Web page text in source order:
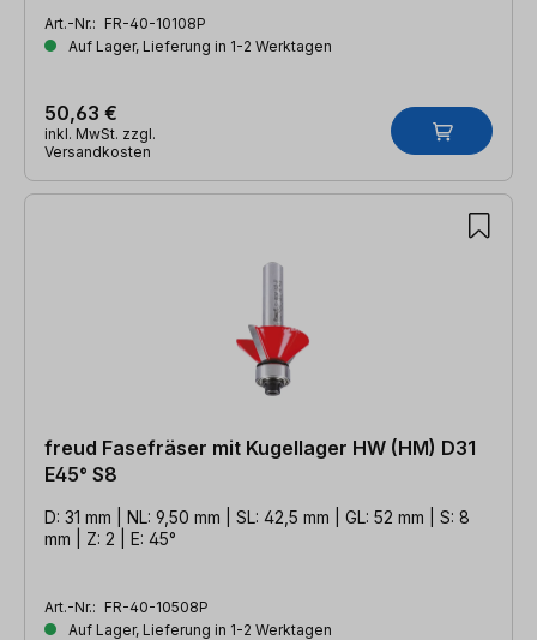
Art.-Nr.: FR-40-10108P
Auf Lager, Lieferung in 1-2 Werktagen
50,63 €
inkl. MwSt. zzgl.
Versandkosten
freud Fasefräser mit Kugellager HW (HM) D31
E45° S8
D: 31 mm | NL: 9,50 mm | SL: 42,5 mm | GL: 52 mm | S: 8
mm | Z: 2 | E: 45°
Art.-Nr.: FR-40-10508P
Auf Lager, Lieferung in 1-2 Werktagen